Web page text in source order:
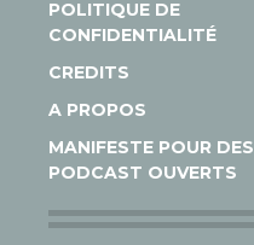
POLITIQUE DE
CONFIDENTIALITÉ
CREDITS
A PROPOS
MANIFESTE POUR DES
PODCAST OUVERTS